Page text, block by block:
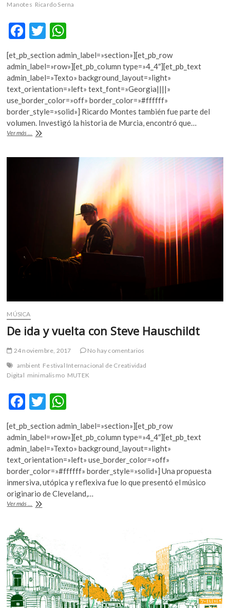
Manotes Ricardo Serna
F
e
b
o
o
k
T
w
itt
er
h
at
s
A
p
p
[et_pb_section admin_label=»section»][et_pb_row
admin_label=»row»][et_pb_column type=»4_4″][et_pb_text
admin_label=»Texto» background_layout=»light»
text_orientation=»left» text_font=»Georgia||||»
use_border_color=»off» border_color=»#ffffff»
border_style=»solid»] Ricardo Montes también fue parte del
volumen. Investigó la historia de Murcia, encontró que…
Ver más ... Ricardo
MÚSICA
De ida y vuelta con Steve Hauschildt
24 noviembre, 2017
No hay comentarios
ambient Festival Internacional de Creatividad
Digital minimalismo MUTEK
F
e
b
o
o
k
T
w
itt
er
h
at
s
A
p
p
[et_pb_section admin_label=»section»][et_pb_row
admin_label=»row»][et_pb_column type=»4_4″][et_pb_text
admin_label=»Texto» background_layout=»light»
text_orientation=»left» use_border_color=»off»
border_color=»#ffffff» border_style=»solid»] Una propuesta
inmersiva, utópica y reflexiva fue lo que presentó el músico
originario de Cleveland,…
Ver más ...
De
con
Steve
Hauschildt